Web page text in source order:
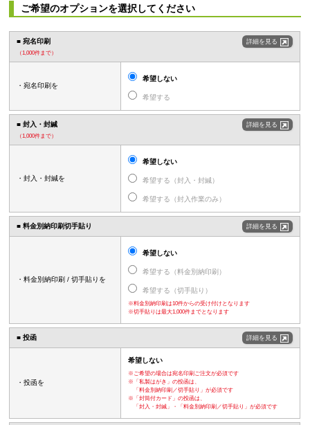
ご希望のオプションを選択してください
■ 宛名印刷
（1,000件まで）
詳細を見る
・宛名印刷を
希望しない
希望する
■ 封入・封緘
（1,000件まで）
詳細を見る
・封入・封緘を
希望しない
希望する（封入・封緘）
希望する（封入作業のみ）
■ 料金別納印刷切手貼り 詳細を見る
・料金別納印刷 / 切手貼りを
希望しない
希望する（料金別納印刷）
希望する（切手貼り）
※料金別納印刷は10件からの受け付けとなります
※切手貼りは最大1,000件までとなります
■ 投函 詳細を見る
・投函を
希望しない
※ご希望の場合は宛名印刷ご注文が必須です
※「私製はがき」の投函は、
「料金別納印刷／切手貼り」が必須です
※「封筒付カード」の投函は、
「封入・封緘」・「料金別納印刷／切手貼り」が必須です